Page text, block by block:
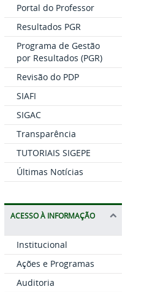
Portal do Professor
Resultados PGR
Programa de Gestão
por Resultados (PGR)
Revisão do PDP
SIAFI
SIGAC
Transparência
TUTORIAIS SIGEPE
Últimas Notícias
ACESSO À INFORMAÇÃO
Institucional
Ações e Programas
Auditoria